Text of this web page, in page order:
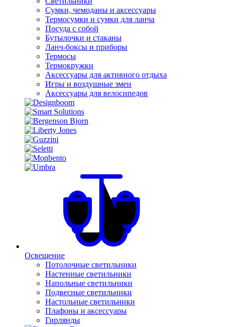
Сумки, чемоданы и аксессуары
Термосумки и сумки для ланча
Посуда с собой
Бутылочки и стаканы
Ланч-боксы и приборы
Термосы
Термокружки
Аксессуары для активного отдыха
Игры и воздушные змеи
Аксессуары для велосипедов
Освещение
Потолочные светильники
Настенные светильники
Напольные светильники
Подвесные светильники
Настольные светильники
Плафоны и аксессуары
Гирлянды